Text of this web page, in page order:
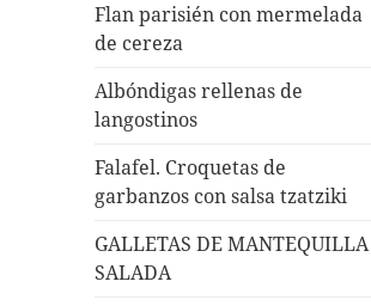
Flan parisién con mermelada
de cereza
Albóndigas rellenas de
langostinos
Falafel. Croquetas de
garbanzos con salsa tzatziki
GALLETAS DE MANTEQUILLA
SALADA